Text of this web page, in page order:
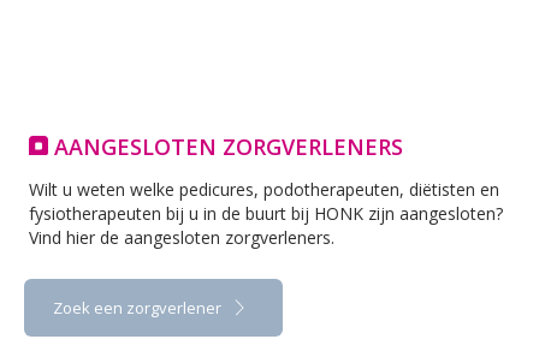
AANGESLOTEN ZORGVERLENERS
Wilt u weten welke pedicures, podotherapeuten, diëtisten en
fysiotherapeuten bij u in de buurt bij HONK zijn aangesloten?
Vind hier de aangesloten zorgverleners.
Zoek een zorgverlener